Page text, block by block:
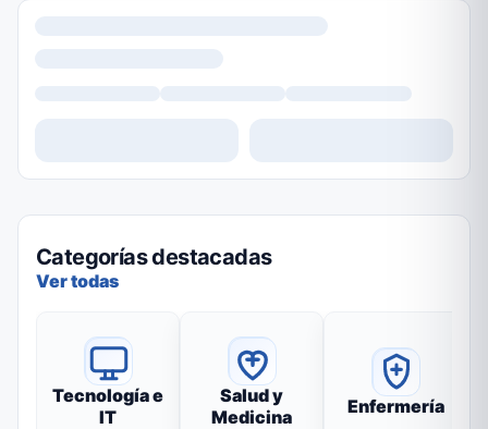
Categorías destacadas
Ver todas
Tecnología e
IT
Salud y
Medicina
Enfermería